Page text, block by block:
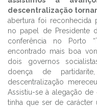
descentralização
abertura foi reconhecida
no papel de Presidente
conferência no Porto
encontrado mais boa
dois governos
doença de
descentralização
Assistiu-se à alegação
tinha que ser de carácter